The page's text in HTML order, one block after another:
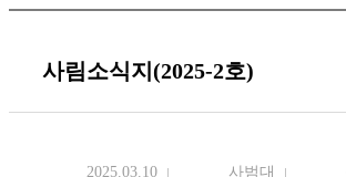
사림소식지(2025-2호)
2025.03.10 사범대